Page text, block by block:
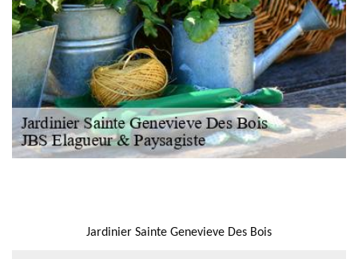
Jardinier Sainte Genevieve Des Bois